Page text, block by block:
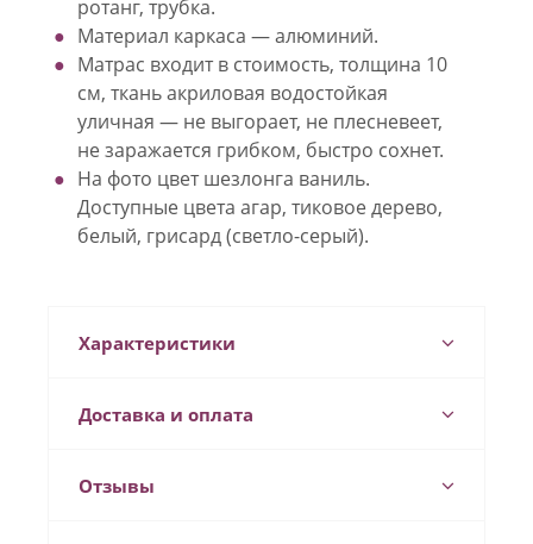
ротанг, трубка.
Материал каркаса — алюминий.
Матрас входит в стоимость, толщина 10
см, ткань акриловая водостойкая
уличная — не выгорает, не плесневеет,
не заражается грибком, быстро сохнет.
На фото цвет шезлонга ваниль.
Доступные цвета агар, тиковое дерево,
белый, грисард (светло-серый).
Характеристики
Доставка и оплата
Отзывы